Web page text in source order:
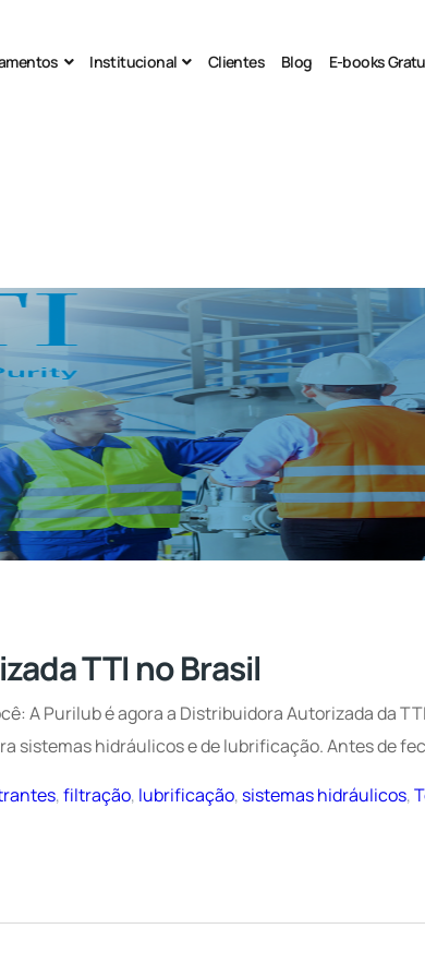
Institucional Clientes Blog E-books
TTI no Brasil
A Purilub é agora a Distribuidora Autorizada da
sistemas hidráulicos e de lubrificação. Antes de
,filtração, lubrificação, sistemas hidráulicos,